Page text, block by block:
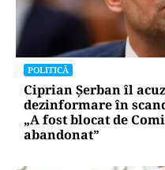
POLITICĂ
Ciprian Șerban îl
dezinformare în
„A fost blocat de
abandonat”